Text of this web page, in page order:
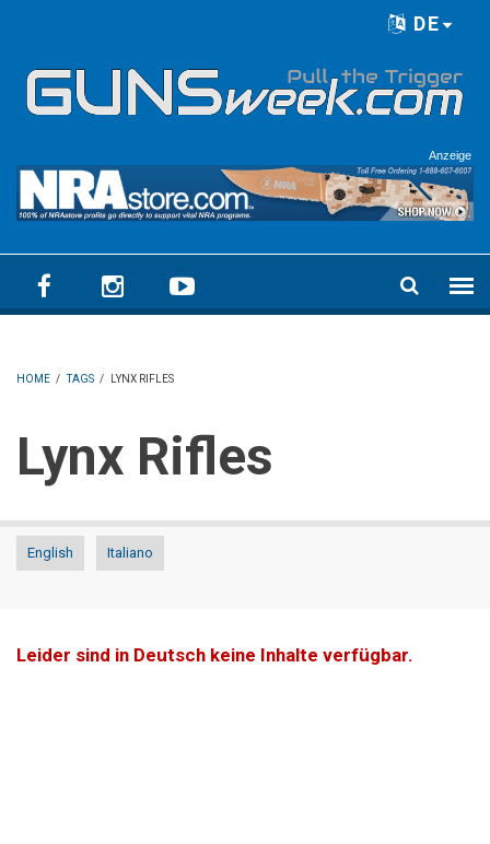
DE
Anzeige
HOME / TAGS / LYNX RIFLES
Lynx Rifles
English Italiano
Leider sind in Deutsch keine Inhalte verfügbar.